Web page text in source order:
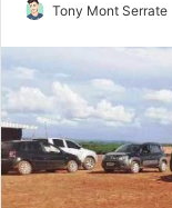
Tony Mont Serrate